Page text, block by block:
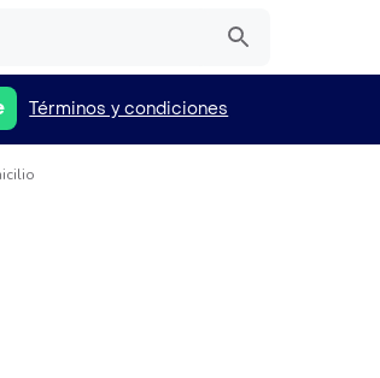
Términos y condiciones